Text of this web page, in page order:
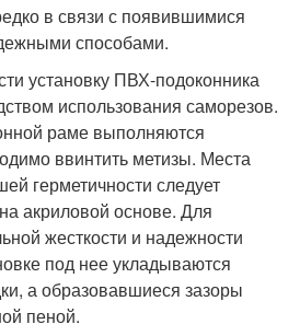
в связи с появившимися
способами.
установку ПВХ-подоконника
использования саморезов.
раме выполняются
ввинтить метизы. Места
герметичности следует
акриловой основе. Для
жесткости и надежности
под нее укладываются
а образовавшиеся зазоры
пеной.